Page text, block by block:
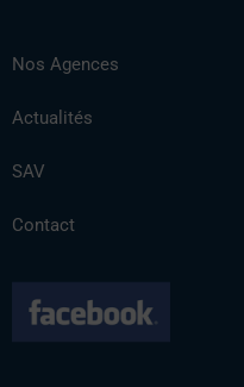
Nos Agences
Actualités
SAV
Contact